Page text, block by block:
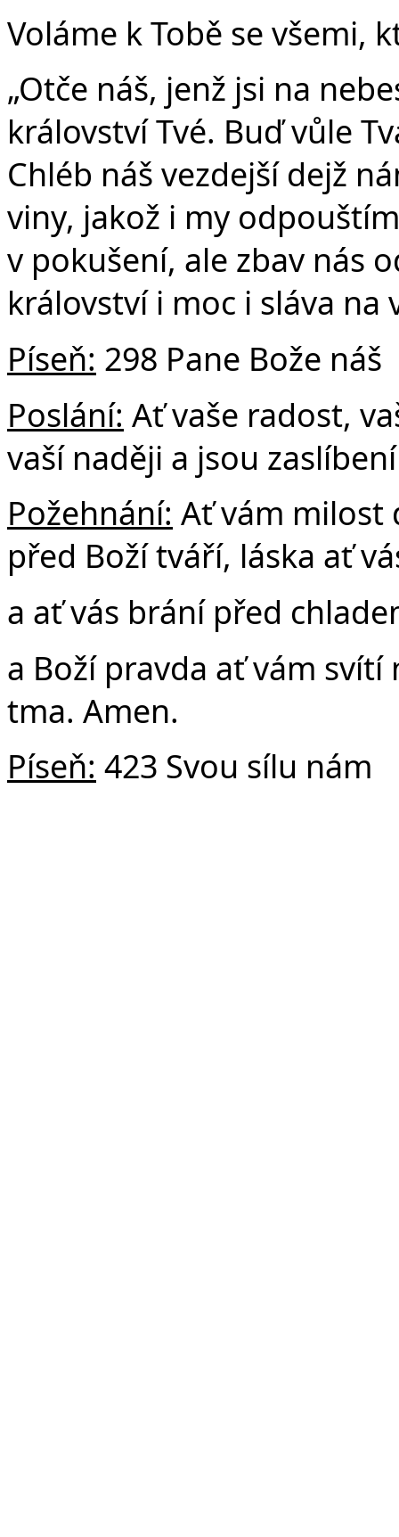
Voláme k Tobě se všemi,
„Otče náš, jenž jsi na
království Tvé. Buď vůle
Chléb náš vezdejší dejž
viny, jakož i my
v pokušení, ale zbav nás
království i moc i sláva na
Píseň: 298 Pane Bože náš
Poslání: Ať vaše radost,
vaší naději a jsou
Požehnání: Ať vám milost
před Boží tváří, láska ať
a ať vás brání před
a Boží pravda ať vám
tma. Amen.
Píseň: 423 Svou sílu nám